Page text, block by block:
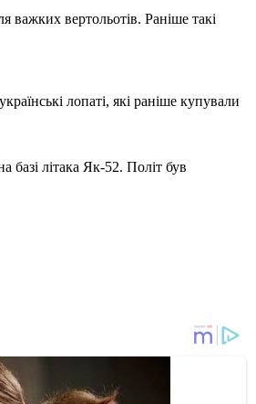
важких вертольотів. Раніше такі
лопаті, які раніше купували
літака Як-52. Політ був